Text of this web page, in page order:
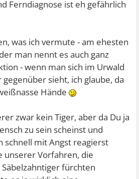
Ferndiagnose ist eh gefährlich
was ich vermute - am ehesten
man nennt es auch ganz
- wenn man sich im Urwald
sieht, ich glaube, da
Hände
zwar kein Tiger, aber da Du ja
zu sein scheinst und
schnell mit Angst reagierst
unserer Vorfahren, die
fürchten